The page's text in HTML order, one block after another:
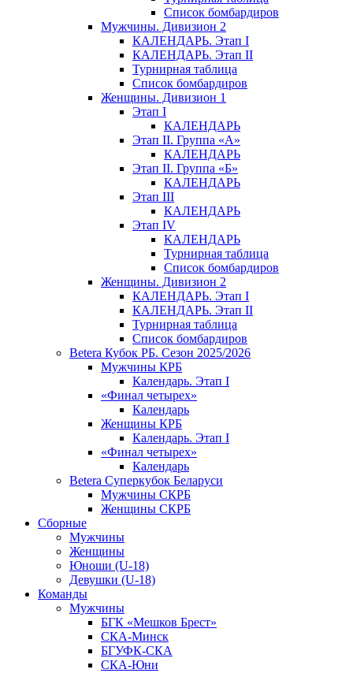
Список бомбардиров
Мужчины. Дивизион 2
КАЛЕНДАРЬ. Этап I
КАЛЕНДАРЬ. Этап II
Турнирная таблица
Список бомбардиров
Женщины. Дивизион 1
Этап I
КАЛЕНДАРЬ
Этап II. Группа «А»
КАЛЕНДАРЬ
Этап II. Группа «Б»
КАЛЕНДАРЬ
Этап III
КАЛЕНДАРЬ
Этап IV
КАЛЕНДАРЬ
Турнирная таблица
Список бомбардиров
Женщины. Дивизион 2
КАЛЕНДАРЬ. Этап I
КАЛЕНДАРЬ. Этап II
Турнирная таблица
Список бомбардиров
Betera Кубок РБ. Сезон 2025/2026
Мужчины КРБ
Календарь. Этап I
«Финал четырех»
Календарь
Женщины КРБ
Календарь. Этап I
«Финал четырех»
Календарь
Betera Суперкубок Беларуси
Мужчины СКРБ
Женщины СКРБ
Сборные
Мужчины
Женщины
Юноши (U-18)
Девушки (U-18)
Команды
Мужчины
БГК «Мешков Брест»
СКА-Минск
БГУФК-СКА
СКА-Юни